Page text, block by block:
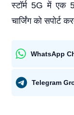
स्टॉर्म 5G में एक
चार्जिंग को सपोर्ट
WhatsApp
Telegram